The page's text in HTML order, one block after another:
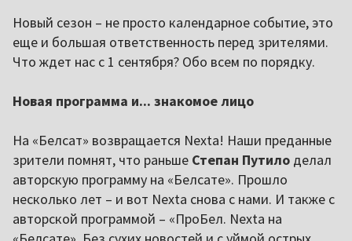
Новый сезон – не просто календарное событие, это
еще и большая ответственность перед зрителями.
Что ждет нас с 1 сентября? Обо всем по порядку.
Новая программа и... знакомое лицо
На «Белсат» возвращается Nexta! Наши преданные
зрители помнят, что раньше Степан Путило делал
авторскую программу на «Белсате». Прошло
несколько лет – и вот Nexta снова с нами. И также с
авторской программой – «ПроБел. Nexta на